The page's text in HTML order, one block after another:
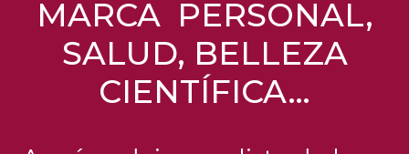
MARCA PERSONAL,
SALUD, BELLEZA
CIENTÍFICA…